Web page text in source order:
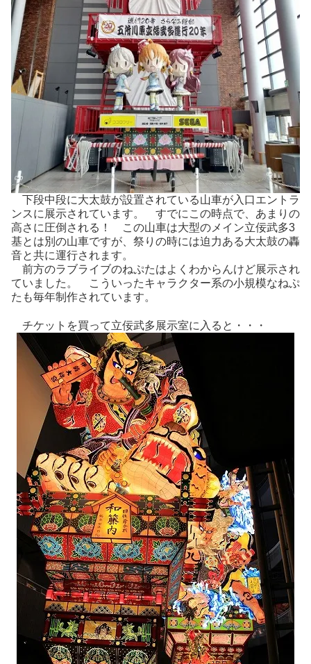
下段中段に大太鼓が設置されている山車が入口エントラ
ンスに展示されています。 すでにこの時点で、あまりの
高さに圧倒される！ この山車は大型のメイン立佞武多3
基とは別の山車ですが、祭りの時には迫力ある大太鼓の轟
音と共に運行されます。
前方のラブライブのねぷたはよくわからんけど展示され
ていました。 こういったキャラクター系の小規模なねぷ
たも毎年制作されています。
チケットを買って立佞武多展示室に入ると・・・